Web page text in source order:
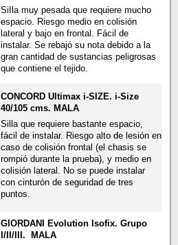
SiIla muy pesada que requiere mucho
espacio. Riesgo medio en colisión
lateral y bajo en frontal. Fácil de
instalar. Se rebajó su nota debido a la
gran cantidad de sustancias peligrosas
que contiene el tejido.
CONCORD Ultimax i-SIZE. i-Size
40/105 cms. MALA
Silla que requiere bastante espacio,
fácil de instalar. Riesgo alto de lesión en
caso de colisión frontal (el chasis se
rompió durante la prueba), y medio en
colisión lateral. No se puede instalar
con cinturón de seguridad de tres
puntos.
GIORDANI Evolution Isofix. Grupo
I/II/III. MALA